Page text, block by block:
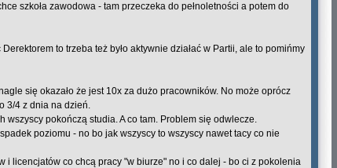
szkoła zawodowa - tam przeczeka do pełnoletności a potem do
Derektorem to trzeba też było aktywnie działać w Partii, ale to pomińmy
się okazało że jest 10x za dużo pracowników. No może oprócz
3/4 z dnia na dzień.
wszyscy pokończą studia. A co tam. Problem się odwlecze.
poziomu - no bo jak wszyscy to wszyscy nawet tacy co nie
i licencjatów co chcą pracy "w biurze" no i co dalej - bo ci z pokolenia